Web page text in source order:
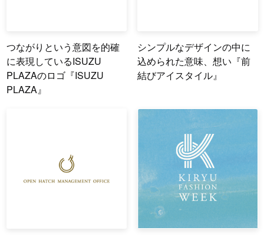
つながりという意図を的確
に表現しているISUZU
PLAZAのロゴ『ISUZU
PLAZA』
シンプルなデザインの中に
込められた意味、想い『前
結びアイスタイル』